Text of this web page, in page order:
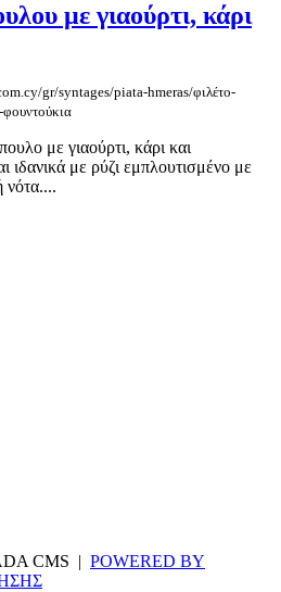
με γιαούρτι, κάρι
gr/syntages/piata-hmeras/φιλέτο-
φουντούκια
με γιαούρτι, κάρι και
ιδανικά με ρύζι εμπλουτισμένο με
νότα....
CMS | POWERED BY